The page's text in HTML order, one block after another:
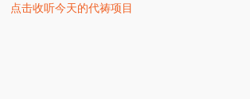
点击收听今天的代祷项目